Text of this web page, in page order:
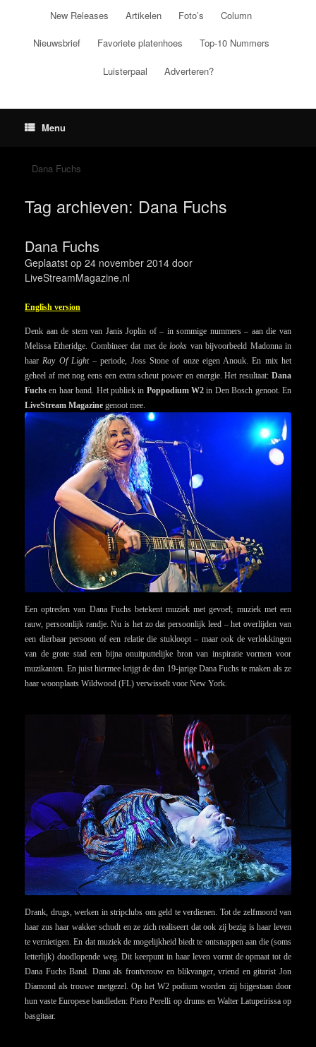
New Releases Artikelen Foto’s Column
Nieuwsbrief Favoriete platenhoes Top-10 Nummers
Luisterpaal Adverteren?
Menu
Dana Fuchs
Tag archieven: Dana Fuchs
Dana Fuchs
Geplaatst op 24 november 2014 door
LiveStreamMagazine.nl
English version
Denk aan de stem van Janis Joplin of – in sommige nummers – aan die van
Melissa Etheridge. Combineer dat met delooks van bijvoorbeeld Madonna in
haar Ray Of Light– periode, Joss Stone of onze eigen Anouk. En mix het
geheel af met nog eens een extra scheut power en energie. Het resultaat: Dana
Fuchs en haar band. Het publiek in Poppodium W2 in Den Bosch genoot. En
LiveStream Magazine genoot mee.
Een optreden van Dana Fuchs betekent muziek met gevoel; muziek met een
rauw, persoonlijk randje. Nu is het zo dat persoonlijk leed – het overlijden van
een dierbaar persoon of een relatie die stukloopt – maar ook de verlokkingen
van de grote stad een bijna onuitputtelijke bron van inspiratie vormen voor
muzikanten. En juist hiermee krijgt de dan 19-jarige Dana Fuchs te maken als ze
haar woonplaats Wildwood (FL) verwisselt voor New York.
Drank, drugs, werken in stripclubs om geld te verdienen. Tot de zelfmoord van
haar zus haar wakker schudt en ze zich realiseert dat ook zij bezig is haar leven
te vernietigen. En dat muziek de mogelijkheid biedt te ontsnappen aan die (soms
letterlijk) doodlopende weg. Dit keerpunt in haar leven vormt de opmaat tot de
Dana Fuchs Band. Dana als frontvrouw en blikvanger, vriend en gitarist Jon
Diamond als trouwe metgezel. Op het W2 podium worden zij bijgestaan door
hun vaste Europese bandleden: Piero Perelli op drums en Walter Latupeirissa op
basgitaar.